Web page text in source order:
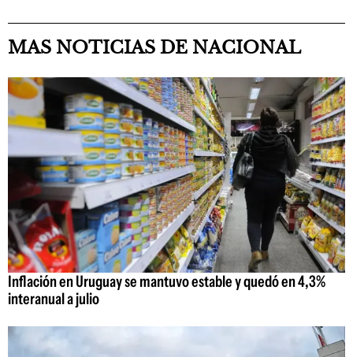
MAS NOTICIAS DE NACIONAL
Inflación en Uruguay se mantuvo estable y quedó en 4,3%
interanual a julio